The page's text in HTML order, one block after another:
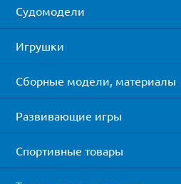
Судомодели
Игрушки
Сборные модели, материалы
Развивающие игры
Спортивные товары